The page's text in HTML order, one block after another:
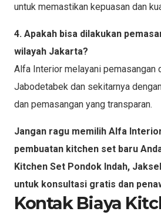
untuk memastikan kepuasan dan
4. Apakah bisa dilakukan
wilayah Jakarta?
Alfa Interior melayani pemasangan
Jabodetabek dan sekitarnya
dan pemasangan yang transparan.
Jangan ragu memilih Alfa
pembuatan kitchen set baru
Kitchen Set Pondok Indah,
untuk konsultasi gratis dan
Kontak Biaya